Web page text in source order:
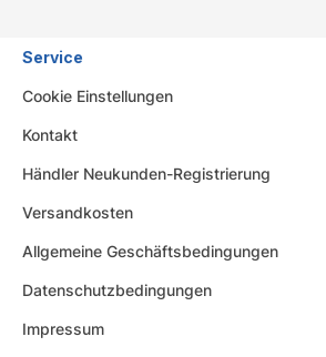
Service
Cookie Einstellungen
Kontakt
Händler Neukunden-Registrierung
Versandkosten
Allgemeine Geschäftsbedingungen
Datenschutzbedingungen
Impressum